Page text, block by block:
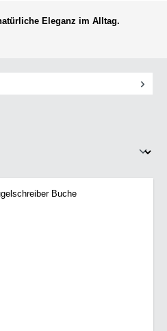
Eleganz im Alltag.